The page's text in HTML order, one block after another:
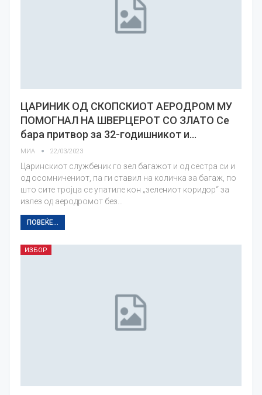
ЦАРИНИК ОД СКОПСКИОТ АЕРОДРОМ МУ
ПОМОГНАЛ НА ШВЕРЦЕРОТ СО ЗЛАТО Се
бара притвор за 32-годишникот и…
МИА 22/03/2023
Царинскиот службеник го зел багажот и од сестра си и
од осомничениот, па ги ставил на количка за багаж, по
што сите тројца се упатиле кон „зелениот коридор“ за
излез од аеродромот без…
ПОВЕЌЕ...
ИЗБОР